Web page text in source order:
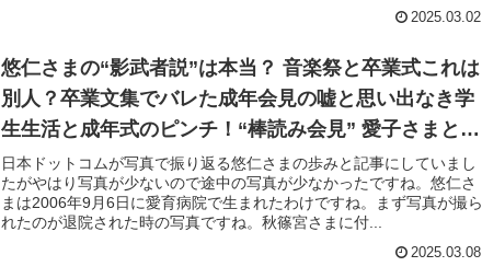
2025.03.02
悠仁さまの“影武者説”は本当？ 音楽祭と卒業式これは
別人？卒業文集でバレた成年会見の嘘と思い出なき学
生生活と成年式のピンチ！“棒読み会見” 愛子さまとは
ココが違う？
日本ドットコムが写真で振り返る悠仁さまの歩みと記事にしていまし
たがやはり写真が少ないので途中の写真が少なかったですね。悠仁さ
まは2006年9月6日に愛育病院で生まれたわけですね。まず写真が撮ら
れたのが退院された時の写真ですね。秋篠宮さまに付...
2025.03.08